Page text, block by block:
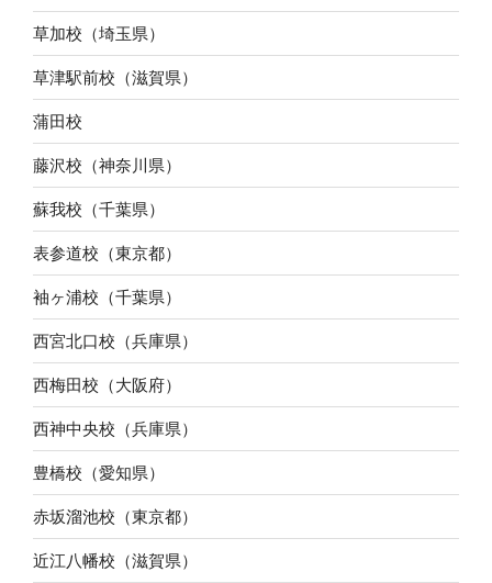
草加校（埼玉県）
草津駅前校（滋賀県）
蒲田校
藤沢校（神奈川県）
蘇我校（千葉県）
表参道校（東京都）
袖ヶ浦校（千葉県）
西宮北口校（兵庫県）
西梅田校（大阪府）
西神中央校（兵庫県）
豊橋校（愛知県）
赤坂溜池校（東京都）
近江八幡校（滋賀県）